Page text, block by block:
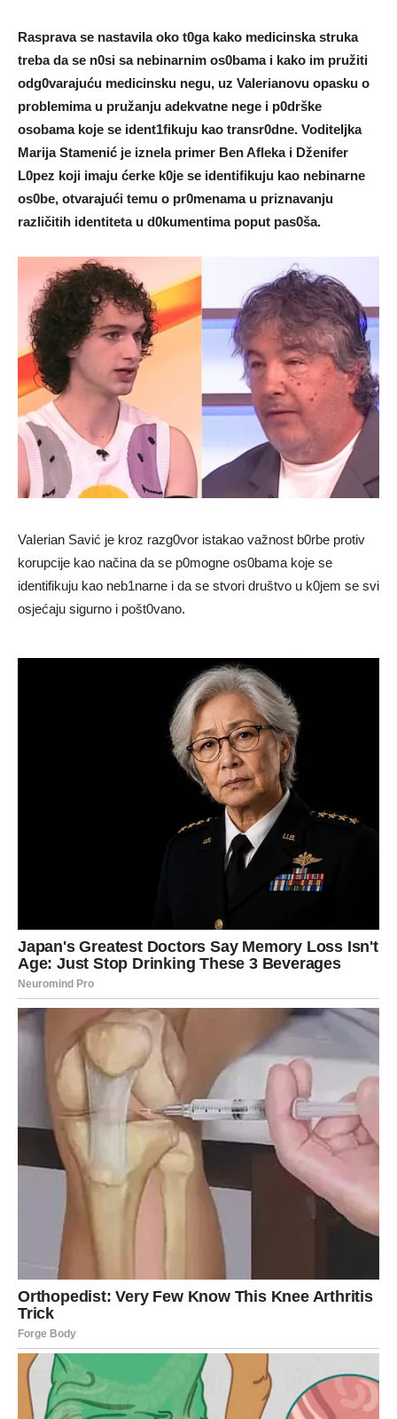
Rasprava se nastaviIa oko t0ga kako medicinska struka
treba da se n0si sa nebinarnim os0bama i kako im pružiti
odg0varajuću medicinsku negu, uz VaIerianovu opasku o
probIemima u pružanju adekvatne nege i p0drške
osobama koje se ident1fikuju kao transr0dne. VoditeIjka
Marija Stamenić je iznela primer Ben AfIeka i Dženifer
L0pez koji imaju ćerke k0je se identifikuju kao nebinarne
os0be, otvarajući temu o pr0menama u priznavanju
različitih identiteta u d0kumentima poput pas0ša.
VaIerian Savić je kroz razg0vor istakao važnost b0rbe protiv
korupcije kao načina da se p0mogne os0bama koje se
identifikuju kao neb1narne i da se stvori društvo u k0jem se svi
osjećaju sigurno i pošt0vano.